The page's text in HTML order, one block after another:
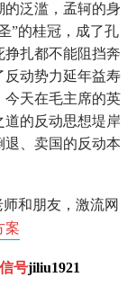
泛滥，孟轲的身
”的桂冠，成了孔
扎都不能阻挡奔
反动势力延年益寿
今天在毛主席的英
道的反动思想堤岸
退、卖国的反动本
和朋友，激流网
案
号jiliu1921